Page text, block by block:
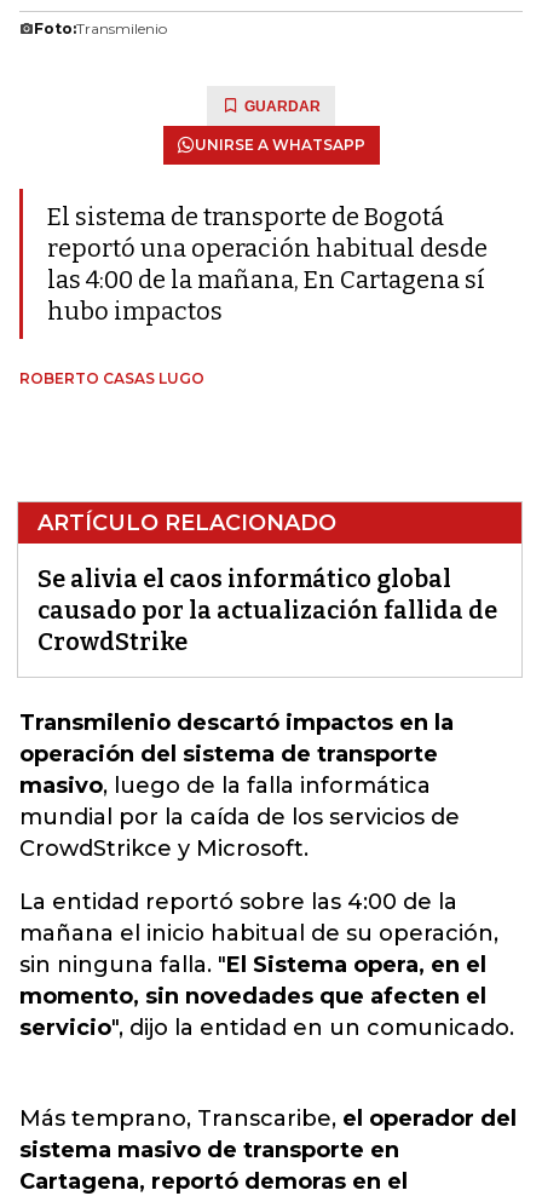
Foto:Transmilenio
GUARDAR
UNIRSE A WHATSAPP
El sistema de transporte de Bogotá
reportó una operación habitual desde
las 4:00 de la mañana, En Cartagena sí
hubo impactos
ROBERTO CASAS LUGO
ARTÍCULO RELACIONADO
Se alivia el caos informático global
causado por la actualización fallida de
CrowdStrike
Transmilenio descartó impactos en la
operación del sistema de transporte
masivo, luego de la falla informática
mundial por la caída de los servicios de
CrowdStrikce y Microsoft.
La entidad reportó sobre las 4:00 de la
mañana el inicio habitual de su operación,
sin ninguna falla. "El Sistema opera, en el
momento, sin novedades que afecten el
servicio", dijo la entidad en un comunicado.
Más temprano, Transcaribe, el operador del
sistema masivo de transporte en
Cartagena, reportó demoras en el